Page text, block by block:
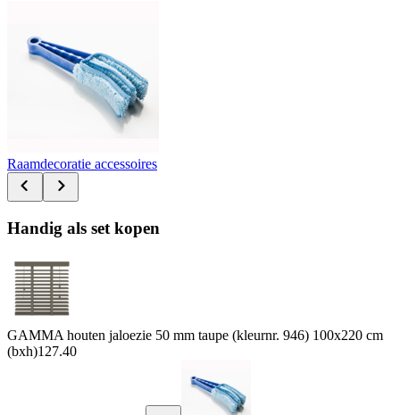
Raamdecoratie accessoires
Handig als set kopen
GAMMA houten jaloezie 50 mm taupe (kleurnr. 946) 100x220 cm
(bxh)127.40